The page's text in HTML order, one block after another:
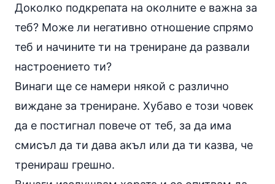
Доколко подкрепата на околните е важна за
теб? Може ли негативно отношение спрямо
теб и начините ти на трениране да развали
настроението ти?
Винаги ще се намери някой с различно
виждане за трениране. Хубаво е този човек
да е постигнал повече от теб, за да има
смисъл да ти дава акъл или да ти казва, че
тренираш грешно.